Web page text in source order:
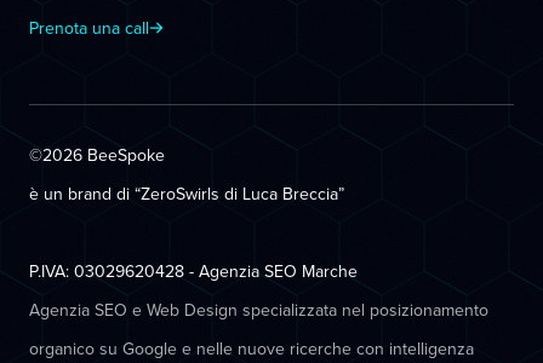
Prenota una call
©2026 BeeSpoke
è un brand di “ZeroSwirls di Luca Breccia”
P.IVA: 03029620428 - Agenzia SEO Marche
Agenzia SEO e Web Design specializzata nel posizionamento
organico su Google e nelle nuove ricerche con intelligenza